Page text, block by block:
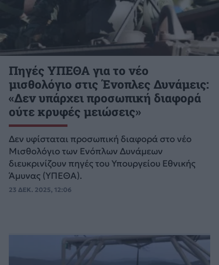
Πηγές ΥΠΕΘΑ για το νέο
μισθολόγιο στις Ένοπλες Δυνάμεις:
«Δεν υπάρχει προσωπική διαφορά
ούτε κρυφές μειώσεις»
Δεν υφίσταται προσωπική διαφορά στο νέο
Μισθολόγιο των Ενόπλων Δυνάμεων
διευκρινίζουν πηγές του Υπουργείου Εθνικής
Άμυνας (ΥΠΕΘΑ).
23 ΔΕΚ. 2025, 12:06